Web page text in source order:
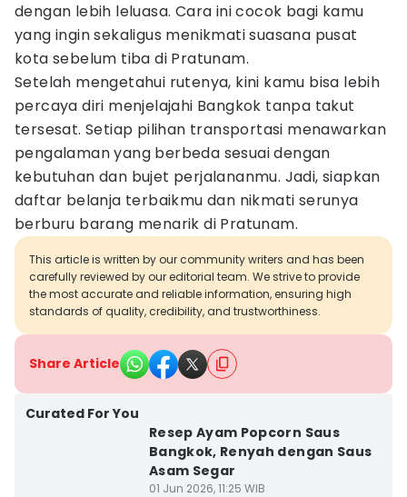
dengan lebih leluasa. Cara ini cocok bagi kamu
yang ingin sekaligus menikmati suasana pusat
kota sebelum tiba di Pratunam.
Setelah mengetahui rutenya, kini kamu bisa lebih
percaya diri menjelajahi Bangkok tanpa takut
tersesat. Setiap pilihan transportasi menawarkan
pengalaman yang berbeda sesuai dengan
kebutuhan dan bujet perjalananmu. Jadi, siapkan
daftar belanja terbaikmu dan nikmati serunya
berburu barang menarik di Pratunam.
This article is written by our community writers and has been
carefully reviewed by our editorial team. We strive to provide
the most accurate and reliable information, ensuring high
standards of quality, credibility, and trustworthiness.
Share Article
Curated For You
Resep Ayam Popcorn Saus
Bangkok, Renyah dengan Saus
Asam Segar
01 Jun 2026, 11:25 WIB